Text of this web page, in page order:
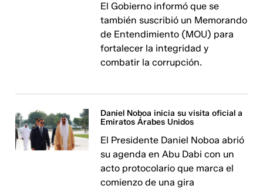
El Gobierno informó que se
también suscribió un Memorando
de Entendimiento (MOU) para
fortalecer la integridad y
combatir la corrupción.
Daniel Noboa inicia su visita oficial a
Emiratos Árabes Unidos
El Presidente Daniel Noboa abrió
su agenda en Abu Dabi con un
acto protocolario que marca el
comienzo de una gira